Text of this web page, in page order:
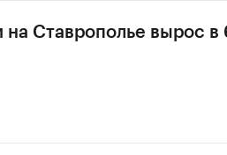
Ставрополье вырос в